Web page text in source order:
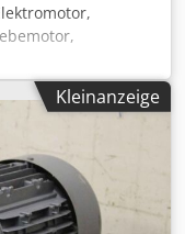
ist
Getriebemotor
FA57/G
-Drehzahl:189
Hohlwelle: Ø 40 x
55 Nm -Anzahl:
Kleinanzeige